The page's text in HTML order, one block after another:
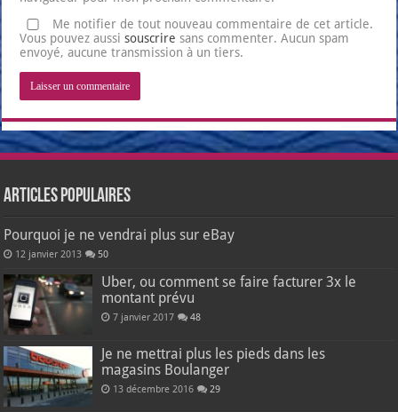
Me notifier de tout nouveau commentaire de cet article.
Vous pouvez aussisouscrire sans commenter. Aucun spam
envoyé, aucune transmission à un tiers.
Articles populaires
Pourquoi je ne vendrai plus sur eBay
12 janvier 2013 50
Uber, ou comment se faire facturer 3x le
montant prévu
7 janvier 2017 48
Je ne mettrai plus les pieds dans les
magasins Boulanger
13 décembre 2016 29